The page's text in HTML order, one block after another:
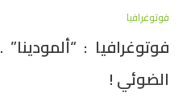
فوتوغرافيا
فوتوغرافيا :
الضوئي !